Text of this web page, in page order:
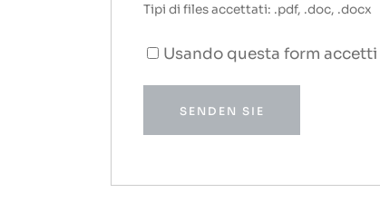
Tipi di files accettati: .pdf, .doc, .docx
Usando questa form